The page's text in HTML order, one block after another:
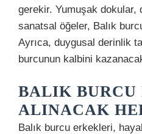
gerekir. Yumuşak dokular,
sanatsal öğeler, Balık
Ayrıca, duygusal derinlik
burcunun kalbini
BALIK BURCU
ALINACAK
Balık burcu erkekleri,